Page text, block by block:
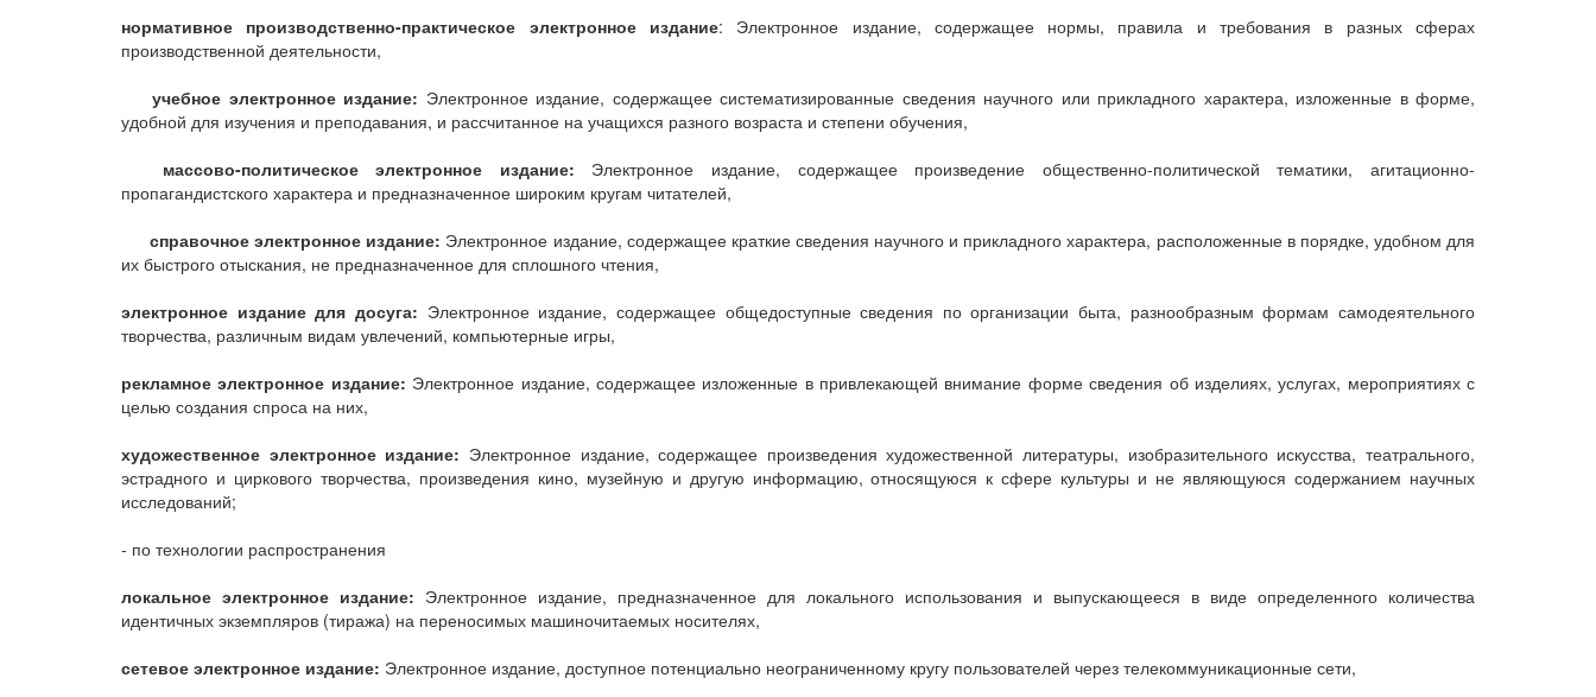
нормативное производственно-практическое электронное издание: Электронное издание, содержащее нормы, правила и требования в разных сферах
производственной деятельности,
учебное электронное издание: Электронное издание, содержащее систематизированные сведения научного или прикладного характера, изложенные в форме,
удобной для изучения и преподавания, и рассчитанное на учащихся разного возраста и степени обучения,
массово-политическое электронное издание: Электронное издание, содержащее произведение общественно-политической тематики, агитационно-
пропагандистского характера и предназначенное широким кругам читателей,
справочное электронное издание: Электронное издание, содержащее краткие сведения научного и прикладного характера, расположенные в порядке, удобном для
их быстрого отыскания, не предназначенное для сплошного чтения,
электронное издание для досуга: Электронное издание, содержащее общедоступные сведения по организации быта, разнообразным формам самодеятельного
творчества, различным видам увлечений, компьютерные игры,
рекламное электронное издание: Электронное издание, содержащее изложенные в привлекающей внимание форме сведения об изделиях, услугах, мероприятиях с
целью создания спроса на них,
художественное электронное издание: Электронное издание, содержащее произведения художественной литературы, изобразительного искусства, театрального,
эстрадного и циркового творчества, произведения кино, музейную и другую информацию, относящуюся к сфере культуры и не являющуюся содержанием научных
исследований;
- по технологии распространения
локальное электронное издание: Электронное издание, предназначенное для локального использования и выпускающееся в виде определенного количества
идентичных экземпляров (тиража) на переносимых машиночитаемых носителях,
сетевое электронное издание: Электронное издание, доступное потенциально неограниченному кругу пользователей через телекоммуникационные сети,